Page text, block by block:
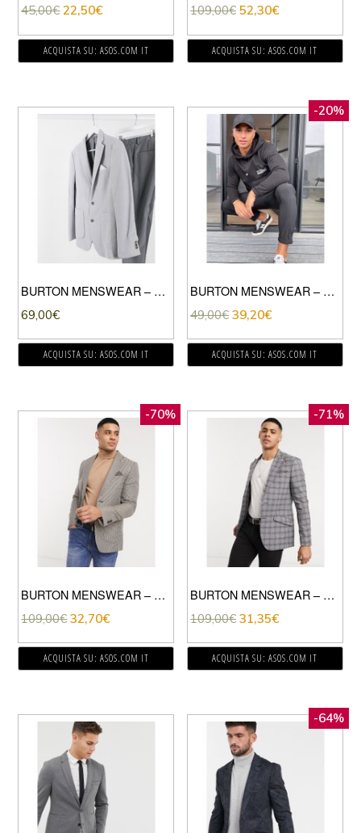
45,00€ 22,50€
ACQUISTA SU: ASOS.COM IT
109,00€ 52,30€
ACQUISTA SU: ASOS.COM IT
BURTON MENSWEAR – GIACCA SLIM IN PIQUÉ GRIGIO CHIARO
69,00€
ACQUISTA SU: ASOS.COM IT
-20%
BURTON MENSWEAR – FELPA CON CAPPUCCIO MULTITASCHE NERA-NERO
49,00€ 39,20€
ACQUISTA SU: ASOS.COM IT
-70%
BURTON MENSWEAR – GIACCA SLIM MARRONE A QUADRETTI
109,00€ 32,70€
ACQUISTA SU: ASOS.COM IT
-71%
BURTON MENSWEAR – GIACCA SLIM GRIGIO A QUADRI
109,00€ 31,35€
ACQUISTA SU: ASOS.COM IT
-64%